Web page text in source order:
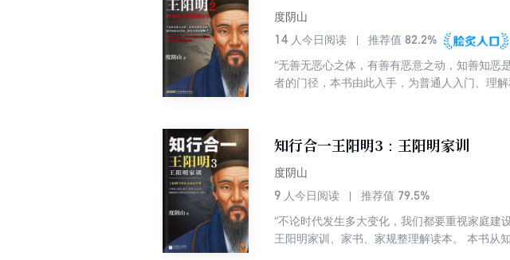
度阴山
14 人今日阅读 推荐值 82.2%
“无善无恶心之体，有善有恶意之动，知善知恶
者的门径，本书由此入手，为普通人入门、理
知行合一王阳明3：王阳明家训
度阴山
9 人今日阅读 推荐值 79.5%
“不论时代发生多大变化，我们都要重视家庭建
王阳明家训、家书、家规整理解读本。 本书从